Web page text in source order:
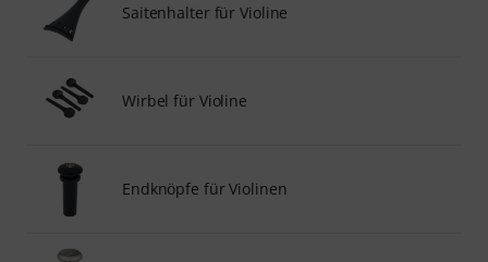
Saitenhalter für Violine
Wirbel für Violine
Endknöpfe für Violinen